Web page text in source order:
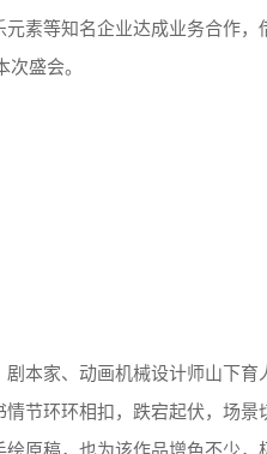
素等知名企业达成业务合作，
盛会。
本家、动画机械设计师山下育
节环环相扣，跌宕起伏，场景
原稿，也为该作品增色不少，